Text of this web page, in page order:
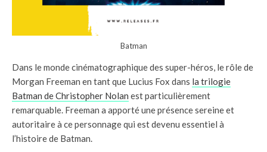
Batman
Dans le monde cinématographique des super-héros, le rôle de
Morgan Freeman en tant que Lucius Fox dans la trilogie
Batman de Christopher Nolan est particulièrement
remarquable. Freeman a apporté une présence sereine et
autoritaire à ce personnage qui est devenu essentiel à
l’histoire de Batman.